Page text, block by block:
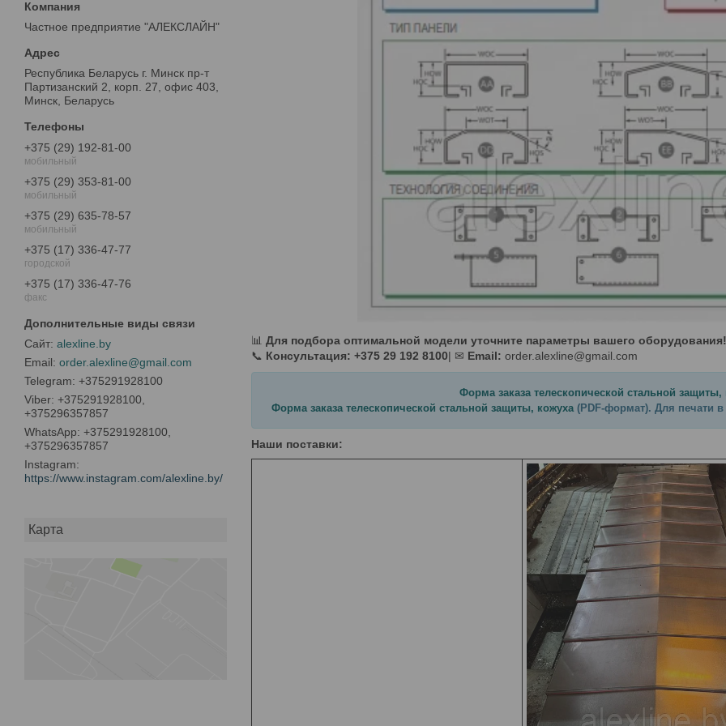
Частное предприятие "АЛЕКСЛАЙН"
Республика Беларусь г. Минск пр-т
Партизанский 2, корп. 27, офис 403,
Минск, Беларусь
+375 (29) 192-81-00
мобильный
+375 (29) 353-81-00
мобильный
+375 (29) 635-78-57
мобильный
+375 (17) 336-47-77
городской
+375 (17) 336-47-76
факс
alexline.by
order.alexline@gmail.com
+375291928100
+375291928100,
+375296357857
+375291928100,
+375296357857
Instagram
https://www.instagram.com/alexline.by/
Карта
📊 Для подбора оптимальной модели уточните параметры вашего оборудования!
📞 Консультация: +375 29 192 8100| ✉ Email: order.alexline@gmail.com
Форма заказа телескопической стальной защиты,
Форма заказа телескопической стальной защиты, кожуха (PDF-формат). Для печати
Наши поставки: